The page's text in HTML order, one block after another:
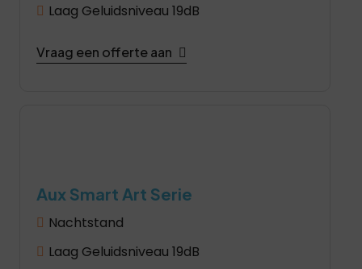
Laag Geluidsniveau 19dB
Vraag een offerte aan
Aux Smart Art Serie
Nachtstand
Laag Geluidsniveau 19dB